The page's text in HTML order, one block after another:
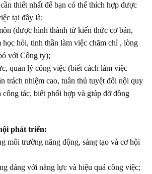
thiết nhất để bạn có thể thích hợp được
tại đây là:
(được hình thành từ kiến thức cơ bản,
học hỏi, tinh thần làm việc chăm chỉ , lòng
với Công ty);
quản lý công việc (biết cách làm việc
trách nhiệm cao, tuân thủ tuyệt đối nội quy
công tác, biết phối hợp và giúp đỡ đồng
phát triển:
môi trường năng động, sáng tạo và cơ hội
đáng với năng lực và hiệu quả công việc;